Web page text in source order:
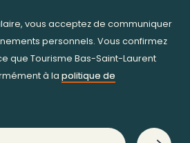
vous acceptez de communiquer
personnels. Vous confirmez
que Tourisme Bas-Saint-Laurent
à la politique de